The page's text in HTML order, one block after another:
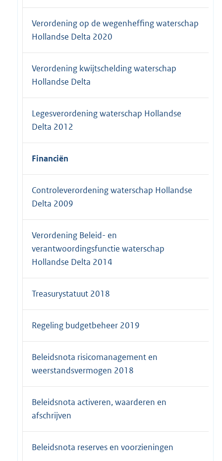
Verordening op de wegenheffing waterschap
Hollandse Delta 2020
Verordening kwijtschelding waterschap
Hollandse Delta
Legesverordening waterschap Hollandse
Delta 2012
Financiën
Controleverordening waterschap Hollandse
Delta 2009
Verordening Beleid- en
verantwoordingsfunctie waterschap
Hollandse Delta 2014
Treasurystatuut 2018
Regeling budgetbeheer 2019
Beleidsnota risicomanagement en
weerstandsvermogen 2018
Beleidsnota activeren, waarderen en
afschrijven
Beleidsnota reserves en voorzieningen